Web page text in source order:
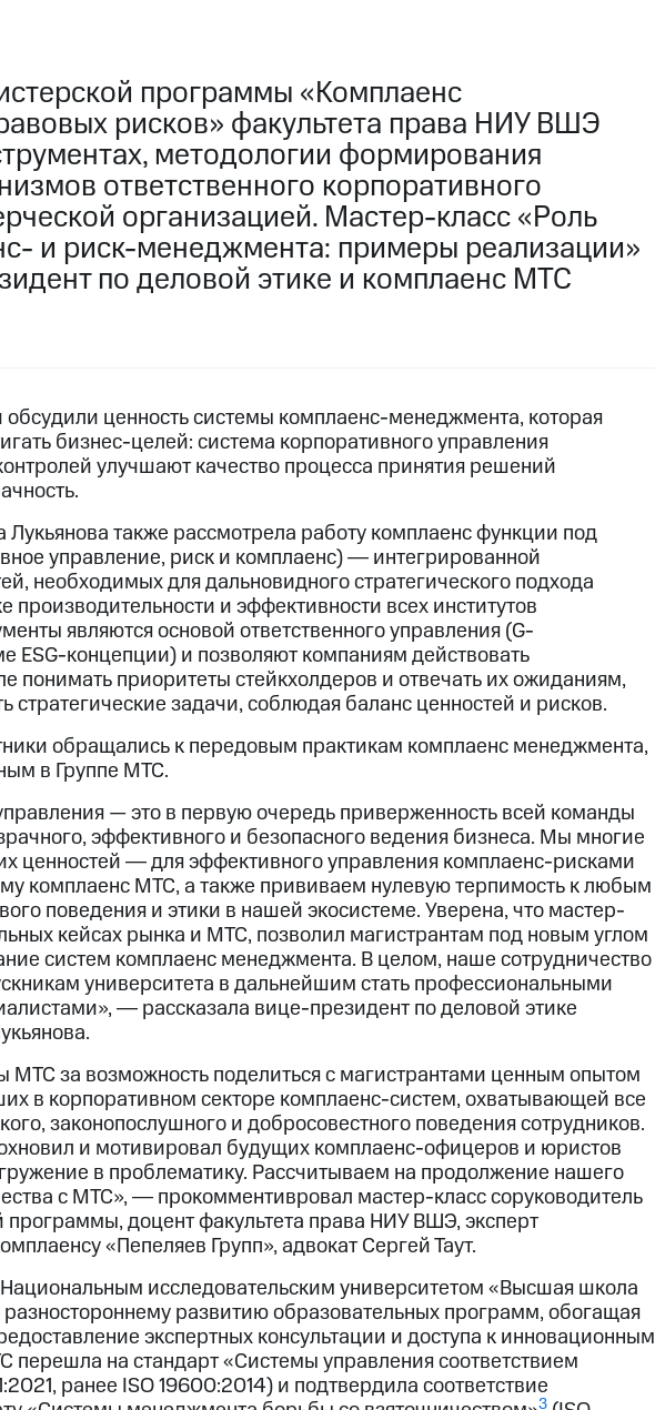
программы «Комплаенс
рисков» факультета права НИУ ВШЭ
методологии формирования
ответственного корпоративного
организацией. Мастер-класс «Роль
и риск-менеджмента: примеры реализации»
по деловой этике и комплаенс МТС
ценность системы комплаенс-менеджмента, которая
бизнес-целей: система корпоративного управления
улучшают качество процесса принятия решений
также рассмотрела работу комплаенс функции под
управление, риск и комплаенс) ― интегрированной
необходимых для дальновидного стратегического подхода
и эффективности всех институтов
являются основой ответственного управления (G-
ESG-концепции) и позволяют компаниям действовать
понимать приоритеты стейкхолдеров и отвечать их ожиданиям,
стратегические задачи, соблюдая баланс ценностей и рисков.
обращались к передовым практикам комплаенс менеджмента,
в Группе МТС.
— это в первую очередь приверженность всей команды
эффективного и безопасного ведения бизнеса. Мы многие
ценностей ― для эффективного управления комплаенс-рисками
комплаенс МТС, а также прививаем нулевую терпимость к любым
поведения и этики в нашей экосистеме. Уверена, что мастер-
кейсах рынка и МТС, позволил магистрантам под новым углом
систем комплаенс менеджмента. В целом, наше сотрудничество
университета в дальнейшим стать профессиональными
― рассказала вице-президент по деловой этике
за возможность поделиться с магистрантами ценным опытом
в корпоративном секторе комплаенс-систем, охватывающей все
законопослушного и добросовестного поведения сотрудников.
и мотивировал будущих комплаенс-офицеров и юристов
в проблематику. Рассчитываем на продолжение нашего
с МТС», ― прокомментивровал мастер-класс соруководитель
программы, доцент факультета права НИУ ВШЭ, эксперт
«Пепеляев Групп», адвокат Сергей Таут.
исследовательским университетом «Высшая школа
развитию образовательных программ, обогащая
экспертных консультации и доступа к инновационным
перешла на стандарт «Системы управления соответствием
ранее ISO 19600:2014) и подтвердила соответствие
3